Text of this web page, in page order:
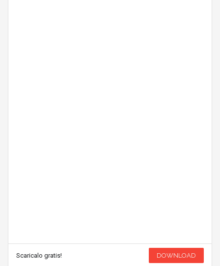
Scaricalo gratis! DOWNLOAD